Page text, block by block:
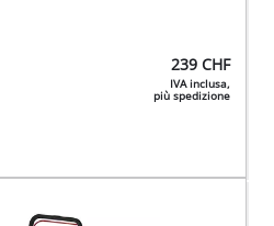
239 CHF
IVA inclusa,
più spedizione